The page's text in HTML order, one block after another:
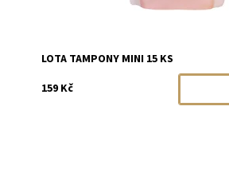
LOTA TAMPONY MINI 15 KS
159 Kč